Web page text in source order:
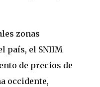
zonas
país, el SNIIM
de precios de
occidente,